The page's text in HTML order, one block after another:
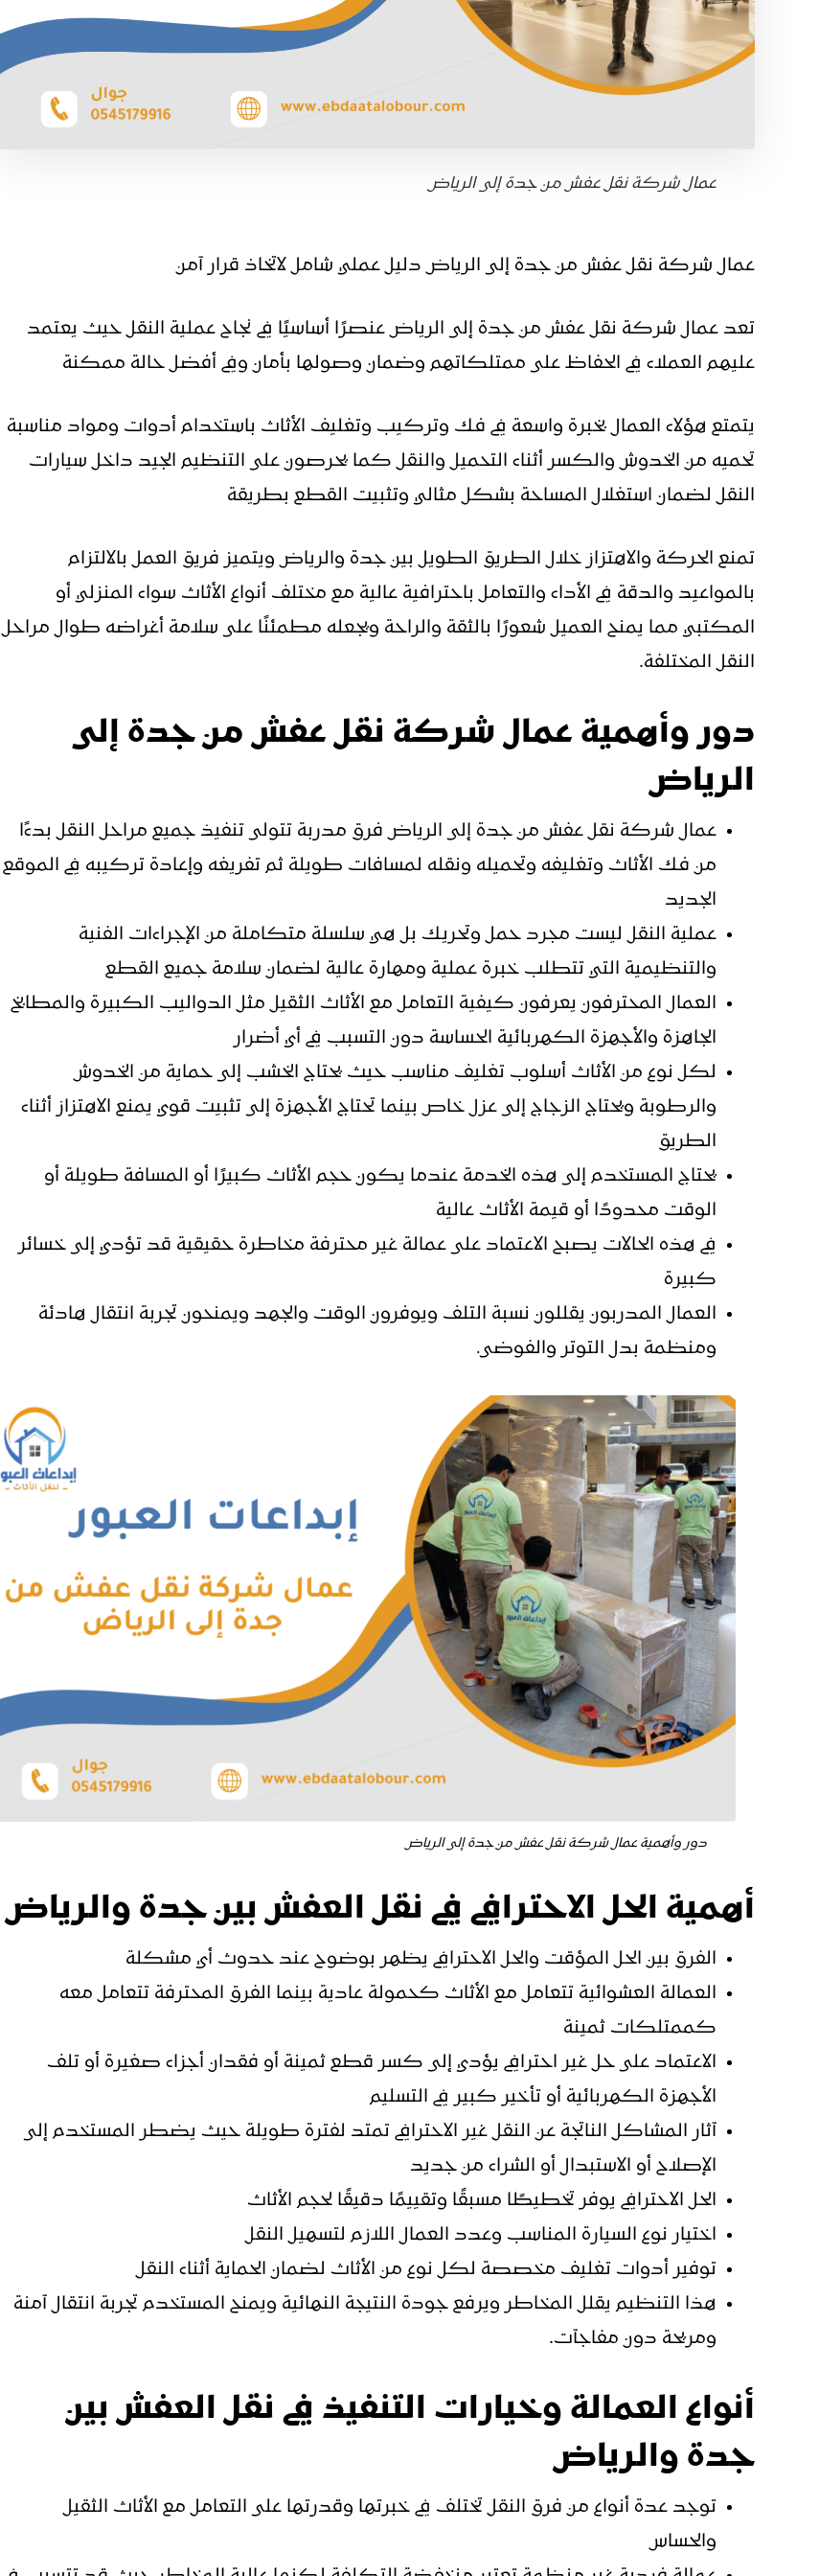
عمال شركة نقل عفش من جدة إلى الرياض
عمال شركة نقل عفش من جدة إلى الرياض دليل عملي شامل لاتخاذ قرار آمن
تعد عمال شركة نقل عفش من جدة إلى الرياض عنصرًا أساسيًا في نجاح عملية النقل حيث يعتمد
عليهم العملاء في الحفاظ على ممتلكاتهم وضمان وصولها بأمان وفي أفضل حالة ممكنة
يتمتع هؤلاء العمال بخبرة واسعة في فك وتركيب وتغليف الأثاث باستخدام أدوات ومواد مناسبة
تحميه من الخدوش والكسر أثناء التحميل والنقل كما يحرصون على التنظيم الجيد داخل سيارات
النقل لضمان استغلال المساحة بشكل مثالي وتثبيت القطع بطريقة
تمنع الحركة والاهتزاز خلال الطريق الطويل بين جدة والرياض ويتميز فريق العمل بالالتزام
بالمواعيد والدقة في الأداء والتعامل باحترافية عالية مع مختلف أنواع الأثاث سواء المنزلي أو
المكتبي مما يمنح العميل شعورًا بالثقة والراحة ويجعله مطمئنًا على سلامة أغراضه طوال مراحل
النقل المختلفة.
دور وأهمية عمال شركة نقل عفش من جدة إلى
الرياض
عمال شركة نقل عفش من جدة إلى الرياض فرق مدربة تتولى تنفيذ جميع مراحل النقل بدءًا
من فك الأثاث وتغليفه وتحميله ونقله لمسافات طويلة ثم تفريغه وإعادة تركيبه في الموقع
الجديد
عملية النقل ليست مجرد حمل وتحريك بل هي سلسلة متكاملة من الإجراءات الفنية
والتنظيمية التي تتطلب خبرة عملية ومهارة عالية لضمان سلامة جميع القطع
العمال المحترفون يعرفون كيفية التعامل مع الأثاث الثقيل مثل الدواليب الكبيرة والمطابخ
الجاهزة والأجهزة الكهربائية الحساسة دون التسبب في أي أضرار
لكل نوع من الأثاث أسلوب تغليف مناسب حيث يحتاج الخشب إلى حماية من الخدوش
والرطوبة ويحتاج الزجاج إلى عزل خاص بينما تحتاج الأجهزة إلى تثبيت قوي يمنع الاهتزاز أثناء
الطريق
يحتاج المستخدم إلى هذه الخدمة عندما يكون حجم الأثاث كبيرًا أو المسافة طويلة أو
الوقت محدودًا أو قيمة الأثاث عالية
في هذه الحالات يصبح الاعتماد على عمالة غير محترفة مخاطرة حقيقية قد تؤدي إلى خسائر
كبيرة
العمال المدربون يقللون نسبة التلف ويوفرون الوقت والجهد ويمنحون تجربة انتقال هادئة
ومنظمة بدل التوتر والفوضى.
دور وأهمية عمال شركة نقل عفش من جدة إلى الرياض
أهمية الحل الاحترافي في نقل العفش بين جدة والرياض
الفرق بين الحل المؤقت والحل الاحترافي يظهر بوضوح عند حدوث أي مشكلة
العمالة العشوائية تتعامل مع الأثاث كحمولة عادية بينما الفرق المحترفة تتعامل معه
كممتلكات ثمينة
الاعتماد على حل غير احترافي يؤدي إلى كسر قطع ثمينة أو فقدان أجزاء صغيرة أو تلف
الأجهزة الكهربائية أو تأخير كبير في التسليم
آثار المشاكل الناتجة عن النقل غير الاحترافي تمتد لفترة طويلة حيث يضطر المستخدم إلى
الإصلاح أو الاستبدال أو الشراء من جديد
الحل الاحترافي يوفر تخطيطًا مسبقًا وتقييمًا دقيقًا لحجم الأثاث
اختيار نوع السيارة المناسب وعدد العمال اللازم لتسهيل النقل
توفير أدوات تغليف مخصصة لكل نوع من الأثاث لضمان الحماية أثناء النقل
هذا التنظيم يقلل المخاطر ويرفع جودة النتيجة النهائية ويمنح المستخدم تجربة انتقال آمنة
ومريحة دون مفاجآت.
أنواع العمالة وخيارات التنفيذ في نقل العفش بين
جدة والرياض
توجد عدة أنواع من فرق النقل تختلف في خبرتها وقدرتها على التعامل مع الأثاث الثقيل
والحساس